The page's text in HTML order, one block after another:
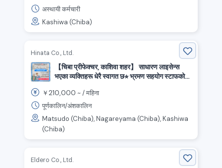
～ बिना प्रमाणपत्र ठिक छ।
अस्थायी कर्मचारी
Kashiwa (Chiba)
Hinata Co., Ltd.
【चिबा प्रीफेक्चर, काशिवा शहर】 साधारण लाइसेन्स
भएका व्यक्तिहरू धेरै स्वागत छ⭐︎ भ्रमण सहयोग स्टाफको
￥210,000 ~ /महिना
पूर्णकालिन/अंशकालिन
Matsudo (Chiba), Nagareyama (Chiba), Kashiwa
(Chiba)
Eldero Co., Ltd.